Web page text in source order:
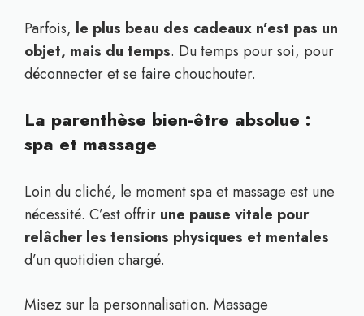
Parfois, le plus beau des cadeaux n’est pas un
objet, mais du temps. Du temps pour soi, pour
déconnecter et se faire chouchouter.
La parenthèse bien-être absolue :
spa et massage
Loin du cliché, le moment spa et massage est une
nécessité. C’est offrir une pause vitale pour
relâcher les tensions physiques et mentales
d’un quotidien chargé.
Misez sur la personnalisation. Massage